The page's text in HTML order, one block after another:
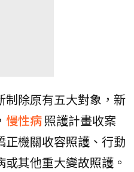
制除原有五大對象，新
慢性病照護計畫收案
正機關收容照護、行動
其他重大變故照護。